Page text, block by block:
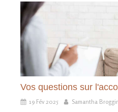
Vos questions sur
19 Fév 2025 Samantha